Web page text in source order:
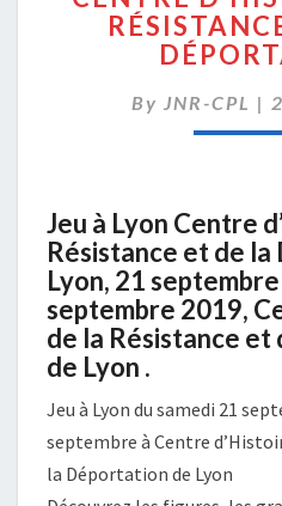
By JNR-CPL |
Jeu à Lyon Centre
Résistance et de
Lyon, 21
septembre 2019,
de la Résistance
de Lyon .
Jeu à Lyon du samedi 21
septembre à Centre
la Déportation de Lyon